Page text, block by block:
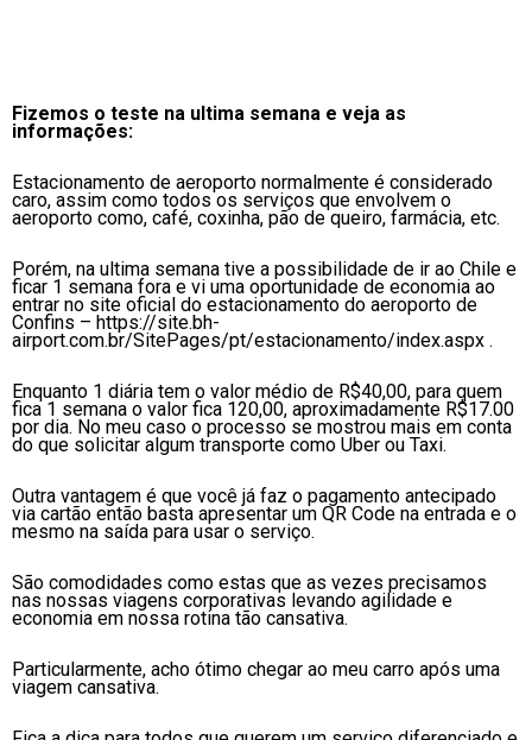
Fizemos o teste na ultima semana e veja as
informações:
Estacionamento de aeroporto normalmente é considerado
caro, assim como todos os serviços que envolvem o
aeroporto como, café, coxinha, pão de queiro, farmácia, etc.
Porém, na ultima semana tive a possibilidade de ir ao Chile e
ficar 1 semana fora e vi uma oportunidade de economia ao
entrar no site oficial do estacionamento do aeroporto de
Confins – https://site.bh-
airport.com.br/SitePages/pt/estacionamento/index.aspx .
Enquanto 1 diária tem o valor médio de R$40,00, para quem
fica 1 semana o valor fica 120,00, aproximadamente R$17.00
por dia. No meu caso o processo se mostrou mais em conta
do que solicitar algum transporte como Uber ou Taxi.
Outra vantagem é que você já faz o pagamento antecipado
via cartão então basta apresentar um QR Code na entrada e o
mesmo na saída para usar o serviço.
São comodidades como estas que as vezes precisamos
nas nossas viagens corporativas levando agilidade e
economia em nossa rotina tão cansativa.
Particularmente, acho ótimo chegar ao meu carro após uma
viagem cansativa.